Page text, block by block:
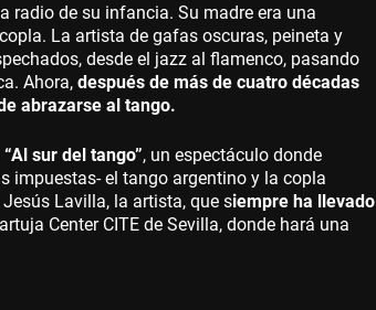
radio de su infancia. Su madre era una
La artista de gafas oscuras, peineta y
desde el jazz al flamenco, pasando
Ahora, después de más de cuatro décadas
abrazarse al tango.
“Al sur del tango”, un espectáculo donde
impuestas- el tango argentino y la copla
Lavilla, la artista, que siempre ha llevado
Center CITE de Sevilla, donde hará una